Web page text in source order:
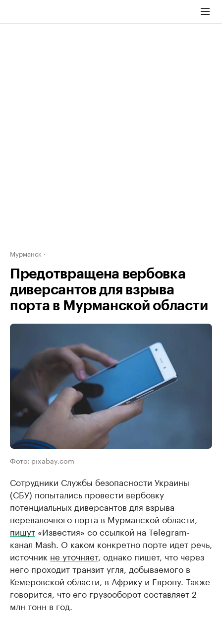
Мурманск
Предотвращена вербовка
диверсантов для взрыва
порта в Мурманской области
Фото: pixabay.com
Сотрудники Службы безопасности Украины
(СБУ) попытались провести вербовку
потенциальных диверсантов для взрыва
перевалочного порта в Мурманской области,
пишут «Известия» со ссылкой на Telegram-
канал Mash. О каком конкретно порте идет речь,
источник не уточняет, однако пишет, что через
него проходит транзит угля, добываемого в
Кемеровской области, в Африку и Европу. Также
говорится, что его грузооборот составляет 2
млн тонн в год.